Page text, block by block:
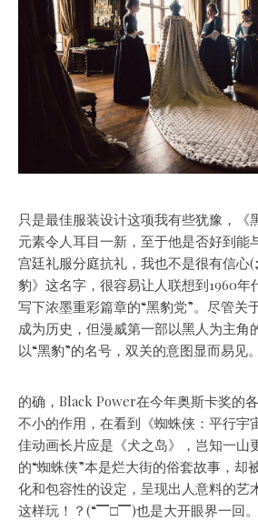
只是最佳服装设计这项我有些犹豫，《
元素令人耳目一新，至于他是否好到能
宫廷礼服分庭抗礼，我也不是很有信心
豹》这名字，很容易让人联想到1960年
写下浓墨重彩篇章的“黑豹党”。尽管关
成为历史，但漫威第一部以黑人为主角
以“黑豹”的名号，双关的意图显而易见。
的确，Black Power在今年奥斯卡奖的
不小的作用，在看到《蜘蛛侠：平行宇
佳动画长片应是《犬之岛》，岂知一山
的“蜘蛛侠”本是烂大街的俗套故事，却
化和包容性的设定，呈现出人意料的
这样玩！？(“▔□▔)也是大开眼界一回